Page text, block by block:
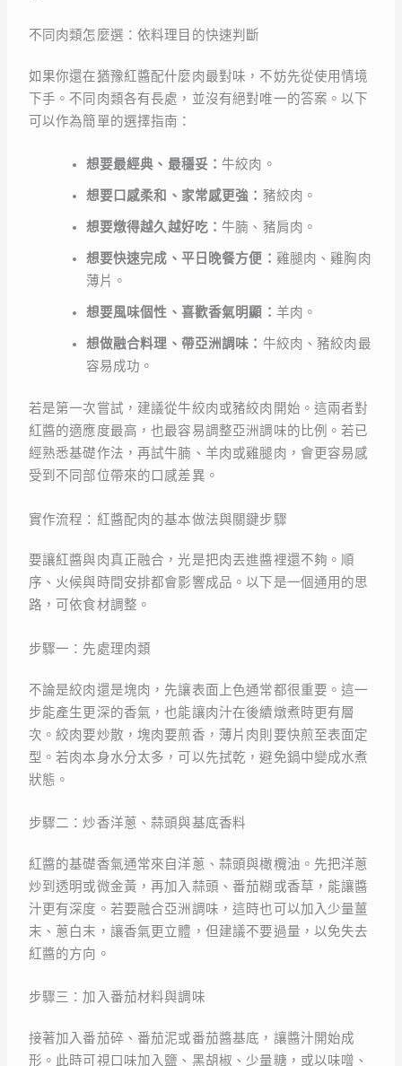
不同肉類怎麼選：依料理目的快速判斷
如果你還在猶豫紅醬配什麼肉最對味，不妨先從使用情境
下手。不同肉類各有長處，並沒有絕對唯一的答案。以下
可以作為簡單的選擇指南：
想要最經典、最穩妥：牛絞肉。
想要口感柔和、家常感更強： 豬絞肉。
想要燉得越久越好吃：牛腩、豬肩肉。
想要快速完成、平日晚餐方便： 雞腿肉、雞胸肉
薄片。
想要風味個性、喜歡香氣明顯： 羊肉。
想做融合料理、帶亞洲調味： 牛絞肉、豬絞肉最
容易成功。
若是第一次嘗試，建議從牛絞肉或豬絞肉開始。這兩者對
紅醬的適應度最高，也最容易調整亞洲調味的比例。若已
經熟悉基礎作法，再試牛腩、羊肉或雞腿肉，會更容易感
受到不同部位帶來的口感差異。
實作流程：紅醬配肉的基本做法與關鍵步驟
要讓紅醬與肉真正融合，光是把肉丟進醬裡還不夠。順
序、火候與時間安排都會影響成品。以下是一個通用的思
路，可依食材調整。
步驟一：先處理肉類
不論是絞肉還是塊肉，先讓表面上色通常都很重要。這一
步能產生更深的香氣，也能讓肉汁在後續燉煮時更有層
次。絞肉要炒散，塊肉要煎香，薄片肉則要快煎至表面定
型。若肉本身水分太多，可以先拭乾，避免鍋中變成水煮
狀態。
步驟二：炒香洋蔥、蒜頭與基底香料
紅醬的基礎香氣通常來自洋蔥、蒜頭與橄欖油。先把洋蔥
炒到透明或微金黃，再加入蒜頭、番茄糊或香草，能讓醬
汁更有深度。若要融合亞洲調味，這時也可以加入少量薑
末、蔥白末，讓香氣更立體，但建議不要過量，以免失去
紅醬的方向。
步驟三：加入番茄材料與調味
接著加入番茄碎、番茄泥或番茄醬基底，讓醬汁開始成
形。此時可視口味加入鹽、黑胡椒、少量糖，或以味噌、